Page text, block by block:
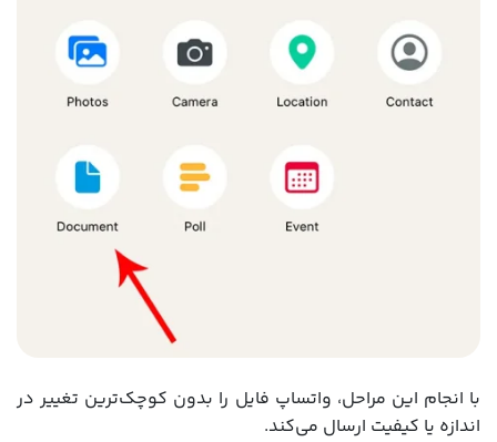
با انجام این مراحل، واتساپ فایل را بدون کوچک‌ترین تغییر در
اندازه یا کیفیت ارسال می‌کند.